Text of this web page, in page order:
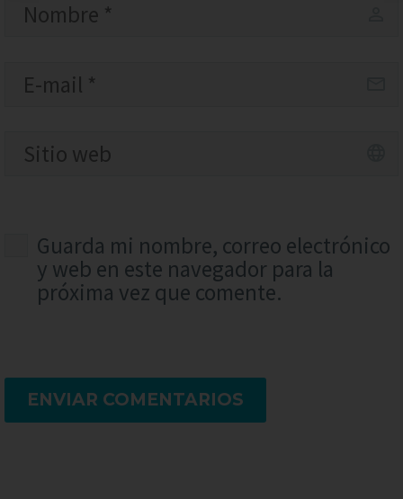
Guarda mi nombre, correo electrónico
y web en este navegador para la
próxima vez que comente.
ENVIAR COMENTARIOS